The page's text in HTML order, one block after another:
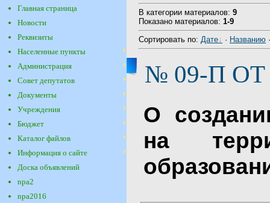
Главная страница
Новости
Реквизиты
Населенные пункты
Администрация
Совет депутатов
Документы
Учреждения
Бюджет
Каталог файлов
Информация о сайте
Доска объявлений
npa2
npa2016
В категории материалов: 9
Показано материалов: 1-9
Сортировать по: Дате · Названию
№ 09-П ОТ
О
на